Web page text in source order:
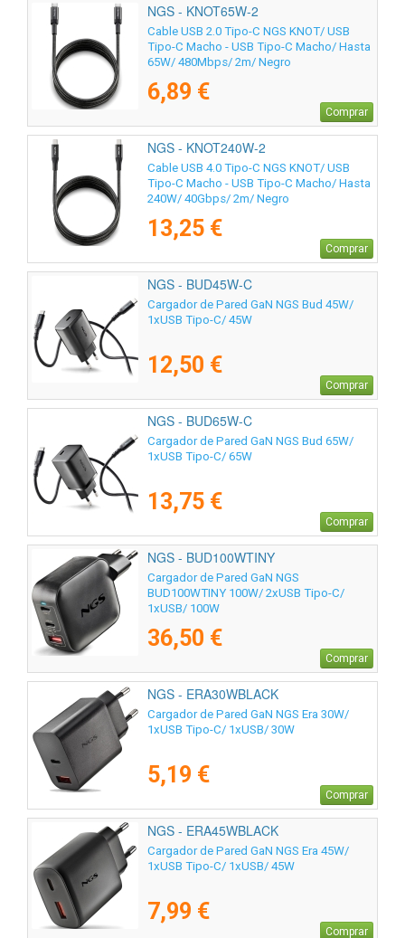
NGS - KNOT65W-2
Cable USB 2.0 Tipo-C NGS KNOT/ USB
Tipo-C Macho - USB Tipo-C Macho/ Hasta
65W/ 480Mbps/ 2m/ Negro
6,89 €
Comprar
NGS - KNOT240W-2
Cable USB 4.0 Tipo-C NGS KNOT/ USB
Tipo-C Macho - USB Tipo-C Macho/ Hasta
240W/ 40Gbps/ 2m/ Negro
13,25 €
Comprar
NGS - BUD45W-C
Cargador de Pared GaN NGS Bud 45W/
1xUSB Tipo-C/ 45W
12,50 €
Comprar
NGS - BUD65W-C
Cargador de Pared GaN NGS Bud 65W/
1xUSB Tipo-C/ 65W
13,75 €
Comprar
NGS - BUD100WTINY
Cargador de Pared GaN NGS
BUD100WTINY 100W/ 2xUSB Tipo-C/
1xUSB/ 100W
36,50 €
Comprar
NGS - ERA30WBLACK
Cargador de Pared GaN NGS Era 30W/
1xUSB Tipo-C/ 1xUSB/ 30W
5,19 €
Comprar
NGS - ERA45WBLACK
Cargador de Pared GaN NGS Era 45W/
1xUSB Tipo-C/ 1xUSB/ 45W
7,99 €
Comprar